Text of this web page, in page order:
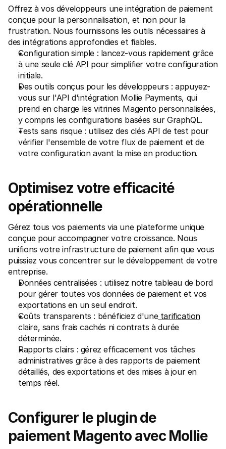
Offrez à vos développeurs une intégration de paiement
conçue pour la personnalisation, et non pour la
frustration. Nous fournissons les outils nécessaires à
des intégrations approfondies et fiables.
Configuration simple : lancez-vous rapidement grâce
à une seule clé API pour simplifier votre configuration
initiale.
Des outils conçus pour les développeurs : appuyez-
vous sur l'API d'intégration Mollie Payments, qui
prend en charge les vitrines Magento personnalisées,
y compris les configurations basées sur GraphQL.
Tests sans risque : utilisez des clés API de test pour
vérifier l'ensemble de votre flux de paiement et de
votre configuration avant la mise en production.
Optimisez votre efficacité
opérationnelle
Gérez tous vos paiements via une plateforme unique
conçue pour accompagner votre croissance. Nous
unifions votre infrastructure de paiement afin que vous
puissiez vous concentrer sur le développement de votre
entreprise.
Données centralisées : utilisez notre tableau de bord
pour gérer toutes vos données de paiement et vos
exportations en un seul endroit.
Coûts transparents : bénéficiez d'une tarification
claire, sans frais cachés ni contrats à durée
déterminée.
Rapports clairs : gérez efficacement vos tâches
administratives grâce à des rapports de paiement
détaillés, des exportations et des mises à jour en
temps réel.
Configurer le plugin de
paiement Magento avec Mollie